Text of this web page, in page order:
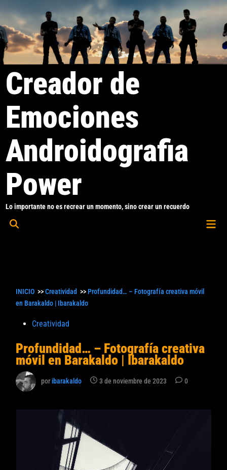
al
contenido
Creador de
Emociones
Androidografia
Power
Lo importante no es recrear un momento, sino crear un recuerdo
Abrir
INICIO >>Creatividad >> Profundidad… – Fotografía creativa móvil
en Barakaldo | Ibarakaldo
Publicado
Creatividad
Profundidad… – Fotografía creativa
móvil en Barakaldo | Ibarakaldo
poribarakaldo 3 de noviembre de 2023 0